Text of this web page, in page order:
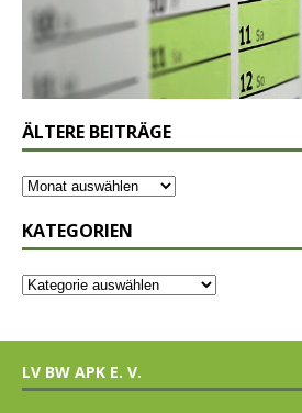
ÄLTERE BEITRÄGE
KATEGORIEN
LV BW APK E. V.